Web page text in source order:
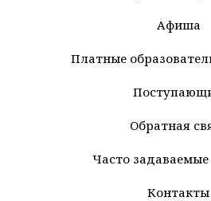
Афиша
Платные
Обратная
Часто
Контакты